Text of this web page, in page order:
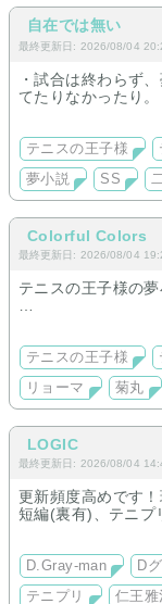
自在では無い
最終更新日: 2026/08/04
・試合は終わらず
てたりなかったり
氷帝（忍足、宍戸
青学（桃城、不二）
六角（黒羽、佐伯）
ルドルフ（木更津
・朱に交われない
基本的に夢主は
娘のままだったり
テニスの王子様
夢小説
SS
Colorful Colors
最終更新日: 2026/08/04
テニスの王子様の
不二・赤也・リョ
｢Real or Imitation｣
不二夢
｢Truth｣連載中
(ホストパラレル／
｢赤い糸｣
(ヒロイン、担任教
テニスの王子様
リョーマ
菊丸
LOGIC
最終更新日: 2026/08/04
更新頻度高めです
短編(裏有)、テニプ
ラたまに原作沿い(
仁王と柳生と三角
です。
D.Gray-man D
テニプリ
仁王雅